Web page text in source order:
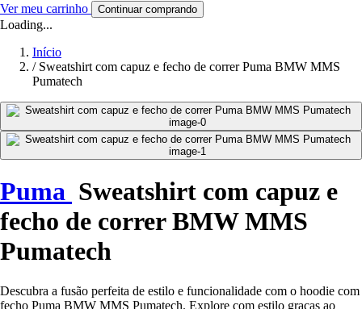
Ver meu carrinho Continuar comprando
Loading...
Início
/ Sweatshirt com capuz e fecho de correr Puma BMW MMS
Pumatech
Puma Sweatshirt com capuz e
fecho de correr BMW MMS
Pumatech
Descubra a fusão perfeita de estilo e funcionalidade com o hoodie com
fecho Puma BMW MMS Pumatech. Explore com estilo graças ao